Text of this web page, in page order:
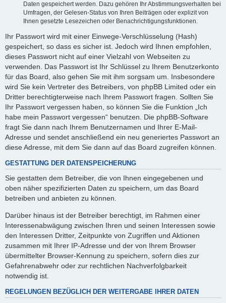
Daten gespeichert werden. Dazu gehören Ihr Abstimmungsverhalten bei
Umfragen, der Gelesen-Status von Ihren Beiträgen oder explizit von
Ihnen gesetzte Lesezeichen oder Benachrichtigungsfunktionen.
Ihr Passwort wird mit einer Einwege-Verschlüsselung (Hash)
gespeichert, so dass es sicher ist. Jedoch wird Ihnen empfohlen,
dieses Passwort nicht auf einer Vielzahl von Webseiten zu
verwenden. Das Passwort ist Ihr Schlüssel zu Ihrem Benutzerkonto
für das Board, also gehen Sie mit ihm sorgsam um. Insbesondere
wird Sie kein Vertreter des Betreibers, von phpBB Limited oder ein
Dritter berechtigterweise nach Ihrem Passwort fragen. Sollten Sie
Ihr Passwort vergessen haben, so können Sie die Funktion „Ich
habe mein Passwort vergessen“ benutzen. Die phpBB-Software
fragt Sie dann nach Ihrem Benutzernamen und Ihrer E-Mail-
Adresse und sendet anschließend ein neu generiertes Passwort an
diese Adresse, mit dem Sie dann auf das Board zugreifen können.
GESTATTUNG DER DATENSPEICHERUNG
Sie gestatten dem Betreiber, die von Ihnen eingegebenen und
oben näher spezifizierten Daten zu speichern, um das Board
betreiben und anbieten zu können.
Darüber hinaus ist der Betreiber berechtigt, im Rahmen einer
Interessenabwägung zwischen Ihren und seinen Interessen sowie
den Interessen Dritter, Zeitpunkte von Zugriffen und Aktionen
zusammen mit Ihrer IP-Adresse und der von Ihrem Browser
übermittelter Browser-Kennung zu speichern, sofern dies zur
Gefahrenabwehr oder zur rechtlichen Nachverfolgbarkeit
notwendig ist.
REGELUNGEN BEZÜGLICH DER WEITERGABE IHRER DATEN